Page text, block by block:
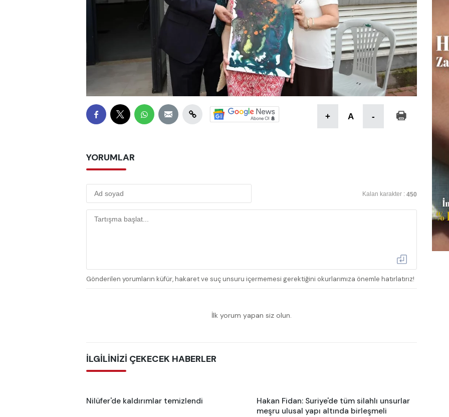
+ A -
YORUMLAR
Kalan karakter : 450
Gönderilen yorumların küfür, hakaret ve suç unsuru içermemesi gerektiğini okurlarımıza önemle hatırlatırız!
İlk yorum yapan siz olun.
İLGİLİNİZİ ÇEKECEK HABERLER
Nilüfer'de kaldırımlar temizlendi
Hakan Fidan: Suriye'de tüm silahlı unsurlar
meşru ulusal yapı altında birleşmeli